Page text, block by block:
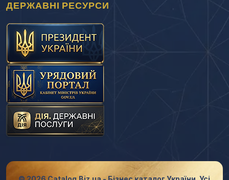
ДЕРЖАВНІ РЕСУРСИ